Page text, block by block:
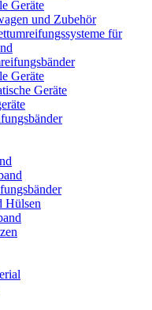
Geräte
und Zubehör
für
Geräte
Geräte
Hülsen